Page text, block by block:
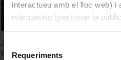
interactueu amb el lloc web) i
màrqueting (gestionar la
consultar laPolítica de
Selecció
Requeriments
¿Qué papel juega la
momento como el actual?